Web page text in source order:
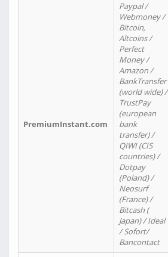
PremiumInstant.com
Paypal /
Webmoney /
Bitcoin,
Altcoins /
Perfect
Money /
Amazon /
BankTransfer
(world wide) /
TrustPay
(european
bank
transfer) /
QIWI (CIS
countries) /
Dotpay
(Poland) /
Neosurf
(France) /
Bitcash (
Japan) / Ideal
/ Sofort/
Bancontact